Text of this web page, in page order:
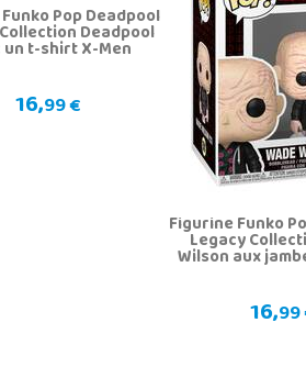
Pop Deadpool
Deadpool
t-shirt X-Men
16,99 €
Figurine Funko
Legacy
Wilson aux
16,